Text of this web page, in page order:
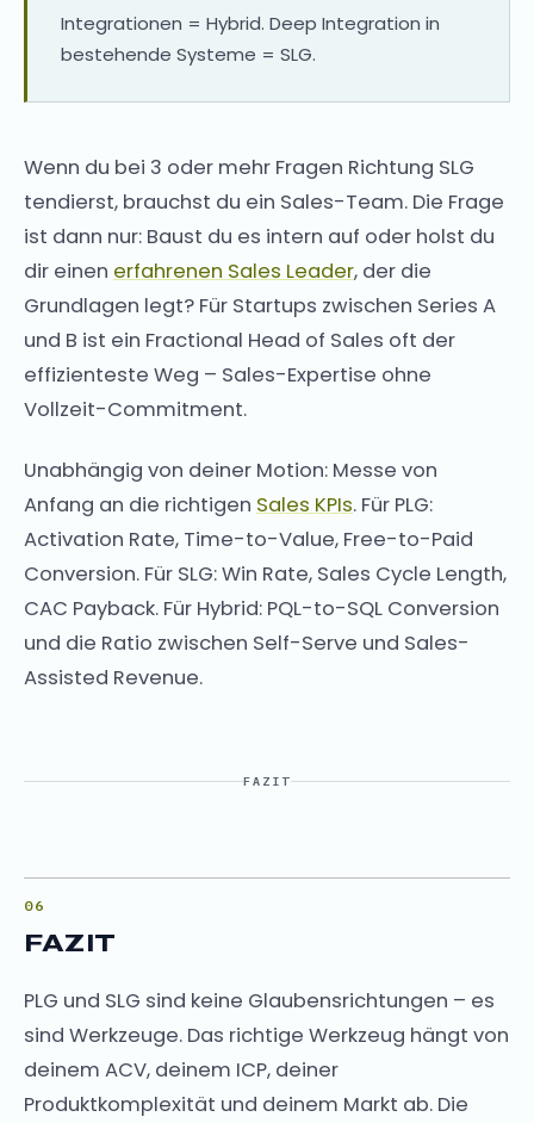
Integrationen = Hybrid. Deep Integration in
bestehende Systeme = SLG.
Wenn du bei 3 oder mehr Fragen Richtung SLG
tendierst, brauchst du ein Sales-Team. Die Frage
ist dann nur: Baust du es intern auf oder holst du
dir einen erfahrenen Sales Leader, der die
Grundlagen legt? Für Startups zwischen Series A
und B ist ein Fractional Head of Sales oft der
effizienteste Weg – Sales-Expertise ohne
Vollzeit-Commitment.
Unabhängig von deiner Motion: Messe von
Anfang an die richtigen Sales KPIs. Für PLG:
Activation Rate, Time-to-Value, Free-to-Paid
Conversion. Für SLG: Win Rate, Sales Cycle Length,
CAC Payback. Für Hybrid: PQL-to-SQL Conversion
und die Ratio zwischen Self-Serve und Sales-
Assisted Revenue.
FAZIT
FAZIT
PLG und SLG sind keine Glaubensrichtungen – es
sind Werkzeuge. Das richtige Werkzeug hängt von
deinem ACV, deinem ICP, deiner
Produktkomplexität und deinem Markt ab. Die